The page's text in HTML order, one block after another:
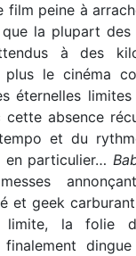
film peine à
que la plupart
à des
plus le cinéma
éternelles
absence
et du
en particulier…
et geek carburant
limite, la folie
finalement